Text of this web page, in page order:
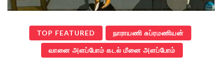
TOP FEATURED நாராயணி சுப்ரமணியன்
வானை அளப்போம் கடல் மீனை அளப்போம்